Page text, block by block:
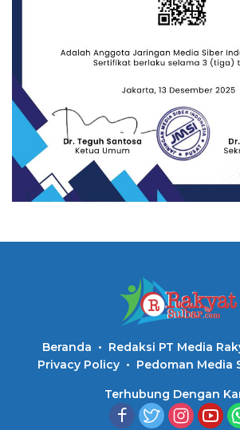
Beranda
Redaksi PT Media
Privacy Policy
Pedoman Media
Terhubung Dengan